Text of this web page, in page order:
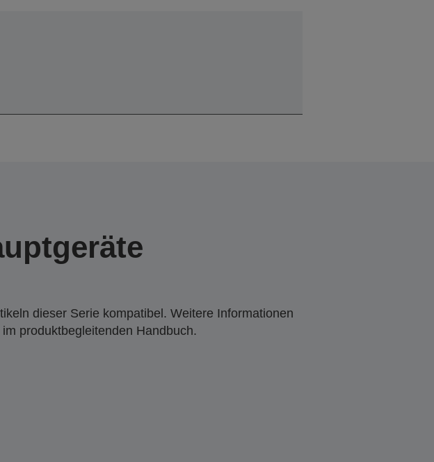
dieser Serie kompatibel. Weitere Informationen
produktbegleitenden Handbuch.